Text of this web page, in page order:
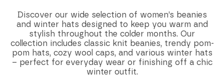
Discover our wide selection of women’s beanies
and winter hats designed to keep you warm and
stylish throughout the colder months. Our
collection includes classic knit beanies, trendy pom-
pom hats, cozy wool caps, and various winter hats
– perfect for everyday wear or finishing off a chic
winter outfit.